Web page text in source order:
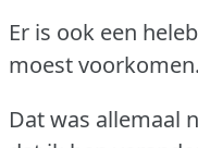
Er is ook een
moest voorkomen.
Dat was allemaal